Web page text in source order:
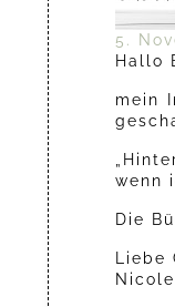
5.
Hallo
mein
wenn
Die
Nicole